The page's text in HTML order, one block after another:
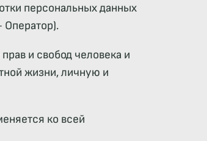
персональных данных
и свобод человека и
жизни, личную и
ко всей